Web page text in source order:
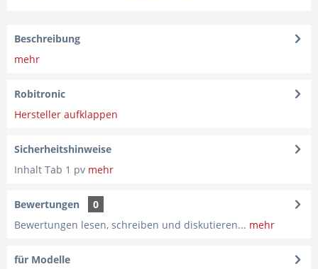
Beschreibung
mehr
Robitronic
Hersteller aufklappen
Sicherheitshinweise
Inhalt Tab 1 pv mehr
Bewertungen
0
Bewertungen lesen, schreiben und diskutieren... mehr
für Modelle